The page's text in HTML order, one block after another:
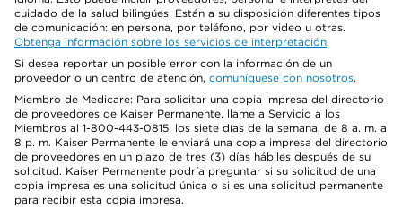
cuidado de la salud bilingües. Están a su disposición diferentes tipos
de comunicación: en persona, por teléfono, por video u otras.
Obtenga información sobre los servicios de interpretación.
Si desea reportar un posible error con la información de un
proveedor o un centro de atención, comuníquese con nosotros.
Miembro de Medicare: Para solicitar una copia impresa del directorio
de proveedores de Kaiser Permanente, llame a Servicio a los
Miembros al 1-800-443-0815, los siete días de la semana, de 8 a. m. a
8 p. m. Kaiser Permanente le enviará una copia impresa del directorio
de proveedores en un plazo de tres (3) días hábiles después de su
solicitud. Kaiser Permanente podría preguntar si su solicitud de una
copia impresa es una solicitud única o si es una solicitud permanente
para recibir esta copia impresa.